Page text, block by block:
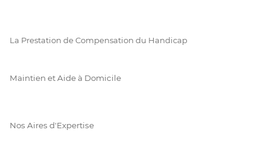
La Prestation de Compensation du Handicap
Maintien et Aide à Domicile
Nos Aires d'Expertise